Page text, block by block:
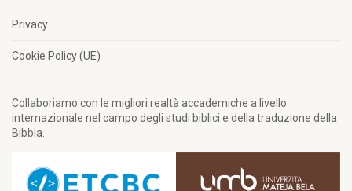
Privacy
Cookie Policy (UE)
Collaboriamo con le migliori realtà accademiche a livello
internazionale nel campo degli studi biblici e della traduzione della
Bibbia.